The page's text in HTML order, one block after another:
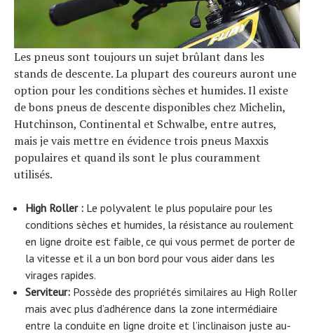
Les pneus sont toujours un sujet brûlant dans les
stands de descente. La plupart des coureurs auront une
option pour les conditions sèches et humides. Il existe
de bons pneus de descente disponibles chez Michelin,
Hutchinson, Continental et Schwalbe, entre autres,
mais je vais mettre en évidence trois pneus Maxxis
populaires et quand ils sont le plus couramment
utilisés.
High Roller : Le polyvalent le plus populaire pour les
conditions sèches et humides, la résistance au roulement
en ligne droite est faible, ce qui vous permet de porter de
la vitesse et il a un bon bord pour vous aider dans les
virages rapides.
Serviteur: Possède des propriétés similaires au High Roller
mais avec plus d’adhérence dans la zone intermédiaire
entre la conduite en ligne droite et l’inclinaison juste au-
S
e
a
r
c
h
f
o
r
: